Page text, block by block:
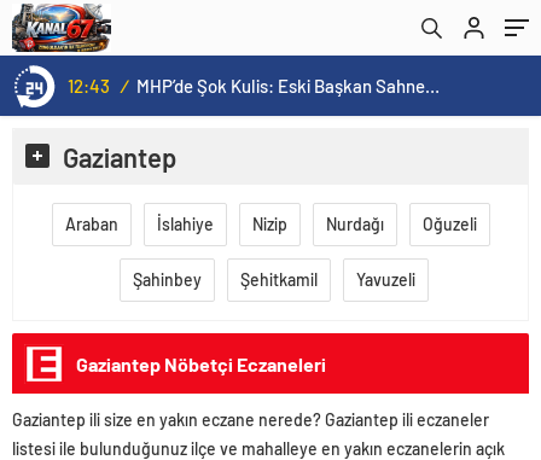
12:43 / MHP’de Şok Kulis: Eski Başkan Sahnede! Korkmaz Yol Vermiyor
Gaziantep
Araban İslahiye Nizip Nurdağı Oğuzeli
Şahinbey Şehitkamil Yavuzeli
Gaziantep Nöbetçi Eczaneleri
Gaziantep ili size en yakın eczane nerede? Gaziantep ili eczaneler
listesi ile bulunduğunuz ilçe ve mahalleye en yakın eczanelerin açık